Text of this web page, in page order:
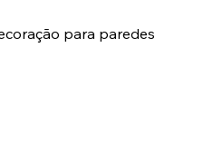
para paredes